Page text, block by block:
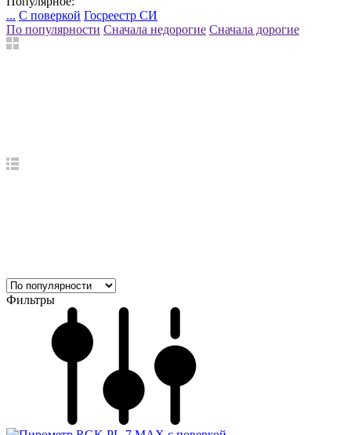
... С поверкой Госреестр СИ
По популярности Сначала недорогие Сначала дорогие
Фильтры